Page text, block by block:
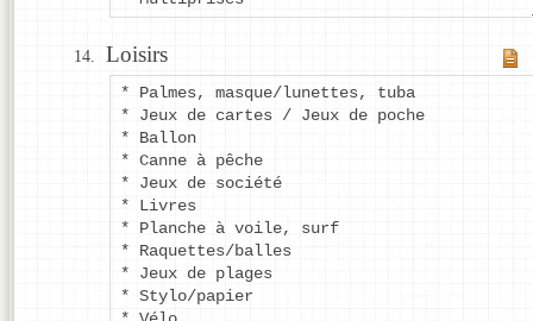
Loisirs
* Palmes, masque/lunettes, tuba
* Jeux de cartes / Jeux de poche
* Ballon
* Canne à pêche
* Jeux de société
* Livres
* Planche à voile, surf
* Raquettes/balles
* Jeux de plages
* Stylo/papier